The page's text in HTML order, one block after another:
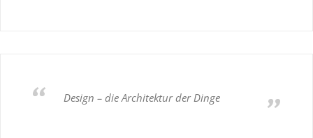
Design – die Architektur der Dinge